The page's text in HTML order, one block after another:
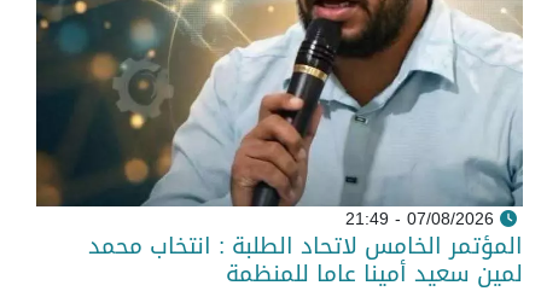
07/08/2026 - 21:49
المؤتمر الخامس لاتحاد الطلبة : انتخاب محمد
لمين سعيد أمينا عاما للمنظمة